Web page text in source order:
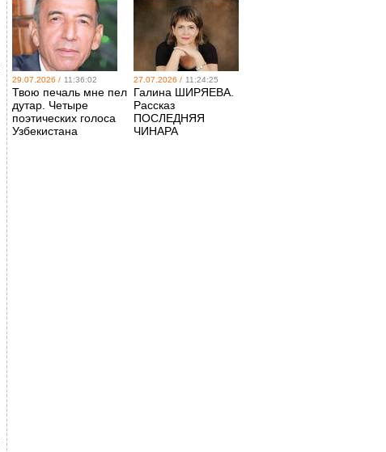
29.07.2026 / 11:36:02
Твою печаль мне пел
дутар. Четыре
поэтических голоса
Узбекистана
27.07.2026 / 11:24:25
Галина ШИРЯЕВА.
Рассказ
ПОСЛЕДНЯЯ
ЧИНАРА